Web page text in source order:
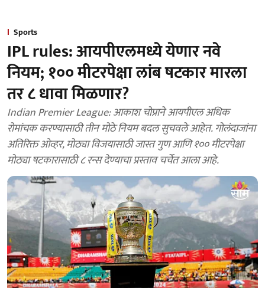
Sports
IPL rules: आयपीएलमध्ये येणार नवे
नियम; १०० मीटरपेक्षा लांब षटकार मारला
तर ८ धावा मिळणार?
Indian Premier League: आकाश चोप्राने आयपीएल अधिक
रोमांचक करण्यासाठी तीन मोठे नियम बदल सुचवले आहेत. गोलंदाजांना
अतिरिक्त ओव्हर, मोठ्या विजयासाठी जास्त गुण आणि १०० मीटरपेक्षा
मोठ्या षटकारासाठी ८ रन्स देण्याचा प्रस्ताव चर्चेत आला आहे.